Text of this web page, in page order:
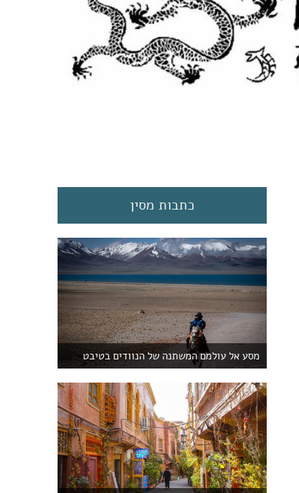
כתבות מסין
מסע אל עולמם המשתנה של הנוודים בטיבט